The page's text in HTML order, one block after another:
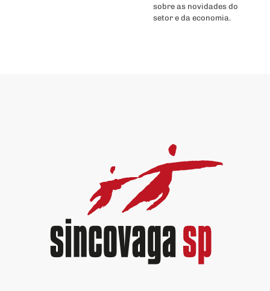
sobre as novidades do
setor e da economia.